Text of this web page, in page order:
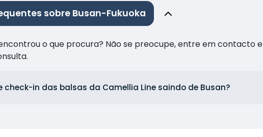
sobre Busan-Fukuoka
o que procura? Não se preocupe, entre em contacto e
check-in das balsas da Camellia Line saindo de Busan?